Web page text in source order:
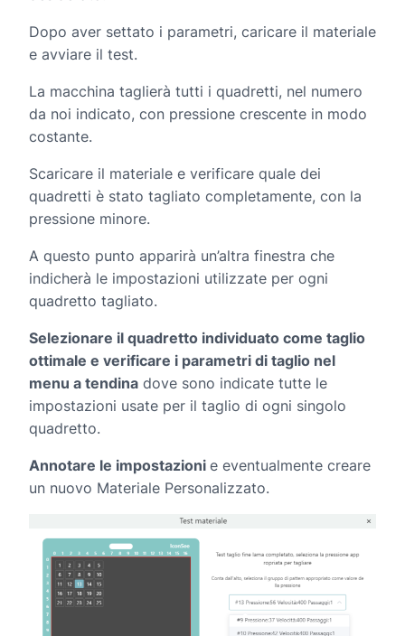
Dopo aver settato i parametri, caricare il materiale
e avviare il test.
La macchina taglierà tutti i quadretti, nel numero
da noi indicato, con pressione crescente in modo
costante.
Scaricare il materiale e verificare quale dei
quadretti è stato tagliato completamente, con la
pressione minore.
A questo punto apparirà un’altra finestra che
indicherà le impostazioni utilizzate per ogni
quadretto tagliato.
Selezionare il quadretto individuato come taglio
ottimale e verificare i parametri di taglio nel
menu a tendina dove sono indicate tutte le
impostazioni usate per il taglio di ogni singolo
quadretto.
Annotare le impostazioni e eventualmente creare
un nuovo Materiale Personalizzato.